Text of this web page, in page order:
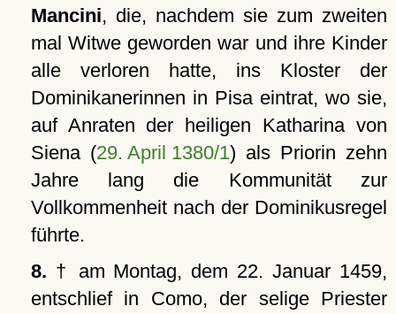
Mancini, die, nachdem sie zum zweiten
mal Witwe geworden war und ihre Kinder
alle verloren hatte, ins Kloster der
Dominikanerinnen in Pisa eintrat, wo sie,
auf Anraten der heiligen Katharina von
Siena (29. April 1380/1) als Priorin zehn
Jahre lang die Kommunität zur
Vollkommenheit nach der Dominikusregel
führte.
8. † am Montag, dem 22. Januar 1459,
entschlief in Como, der selige Priester